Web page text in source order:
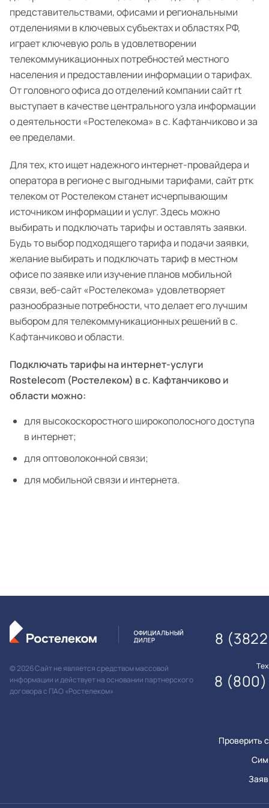
представительствами, офисами и региональными
отделениями в ключевых субъектах и областях РФ,
играет ключевую роль в удовлетворении
телекоммуникационных потребностей местного
населения и предоставлении информации о тарифах.
От головного офиса до отделений компании сайт rt
выступает в качестве центрального узла информации
о деятельности «Ростелекома» в с. Кафтанчиково и за
ее пределами.
Для тех, кто ищет надежного интернет-провайдера и
оператора в регионе с выгодными тарифами, сайт ртк
телеком от Ростелеком станет исчерпывающим
источником информации и услуг. Здесь можно
выбирать и подключать тарифы и оставлять заявки.
Будь то выбор подходящего тарифа и подачи заявки,
желание выбирать и подключать тариф в местном
офисе по заявке или изучение планов мобильной
связи, веб-сайт «Ростелекома» удовлетворяет
разнообразные потребности, что делает его лучшим
выбором для телекоммуникационных решений в с.
Кафтанчиково и области.
Подключать тарифы на интернет-услуги
Rostelecom (Ростелеком) в с. Кафтанчиково и
области можно:
для высокоскоростного широкополосного доступа
в интернет;
для оптоволоконной связи;
для мобильной связи и интернета.
© 2026 Сайт не является средством массовой
информации и действует на основании партнерского
договора с ПАО «Ростелеком»
Проверить
8
8